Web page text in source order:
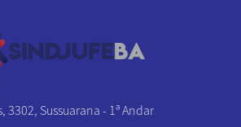
3302, Sussuarana - 1ª Andar